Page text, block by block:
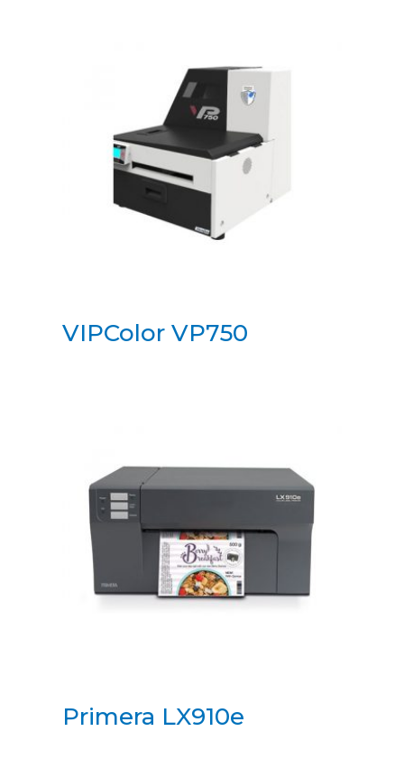
VIPColor VP750
Primera LX910e